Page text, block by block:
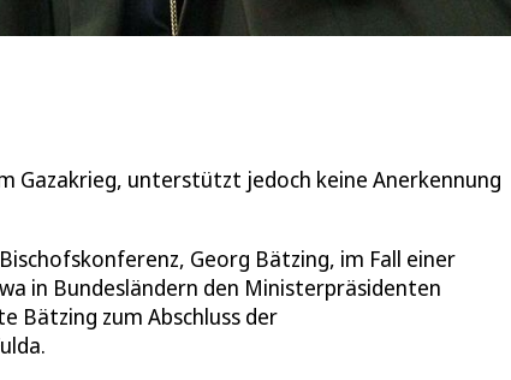
Gazakrieg, unterstützt jedoch keine Anerkennung
Georg Bätzing, im Fall einer
in Bundesländern den Ministerpräsidenten
Bätzing zum Abschluss der